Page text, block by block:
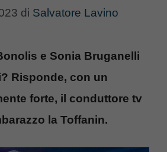
di Salvatore Lavino
e Sonia Bruganelli
Risponde, con un
forte, il conduttore tv
la Toffanin.